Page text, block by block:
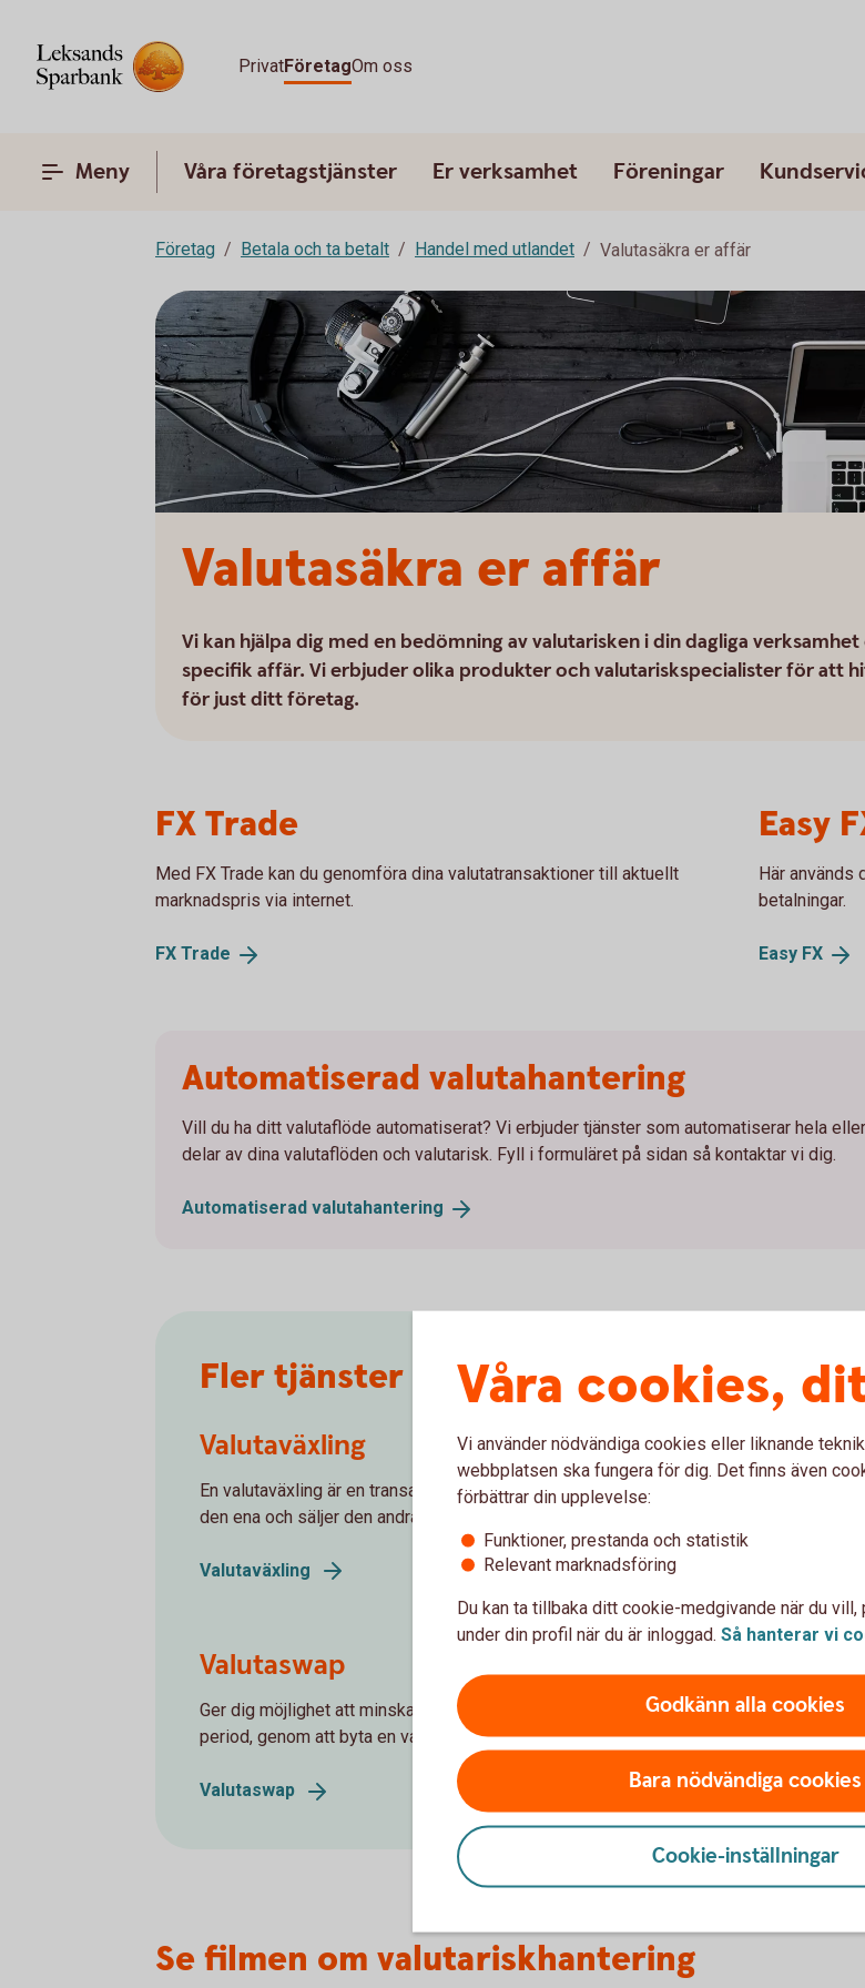
PrivatFöretagOm oss
Meny Våra företagstjänster Er verksamhet Föreningar
Företag Betala och ta betalt Handel med utlandet Valutasäkra er affär
Valutasäkra er affär
Vi kan hjälpa dig med en bedömning av valutarisken i din dagliga verksamhet
specifik affär. Vi erbjuder olika produkter och valutariskspecialister för att
för just ditt företag.
FX Trade
Med FX Trade kan du genomföra dina valutatransaktioner till aktuellt
marknadspris via internet.
FX Trade
Easy
Här används
betalningar.
Easy FX
Automatiserad valutahantering
Vill du ha ditt valutaflöde automatiserat? Vi erbjuder tjänster som automatiserar hela eller
delar av dina valutaflöden och valutarisk. Fyll i formuläret på sidan så kontaktar vi dig.
Automatiserad valutahantering
Fler tjänster
Valutaväxling
En valutaväxling är en transaktion mellan två valutor där du köper
den ena och säljer den andra.
Valutaväxling
Beräkna
Valutaswap
Ger dig möjlighet att minska företagets valutaexponering under en
period, genom att byta en valuta mot en annan.
Valutaswap
En
Valutaoption
Se filmen om valutariskhantering
Våra cookies,
Vi använder nödvändiga cookies eller liknande
webbplatsen ska fungera för dig. Det finns även
förbättrar din upplevelse:
Funktioner, prestanda och statistik
Relevant marknadsföring
Du kan ta tillbaka ditt cookie-medgivande när du
under din profil när du är inloggad. Så hanterar vi
Godkänn alla cookies
Bara nödvändiga cookies
Cookie-inställningar